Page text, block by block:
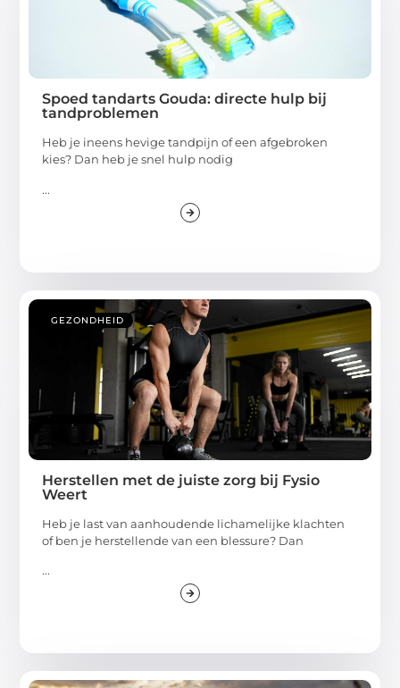
Spoed tandarts Gouda: directe hulp bij
tandproblemen
Heb je ineens hevige tandpijn of een afgebroken
kies? Dan heb je snel hulp nodig
...
GEZONDHEID
Herstellen met de juiste zorg bij Fysio
Weert
Heb je last van aanhoudende lichamelijke klachten
of ben je herstellende van een blessure? Dan
...